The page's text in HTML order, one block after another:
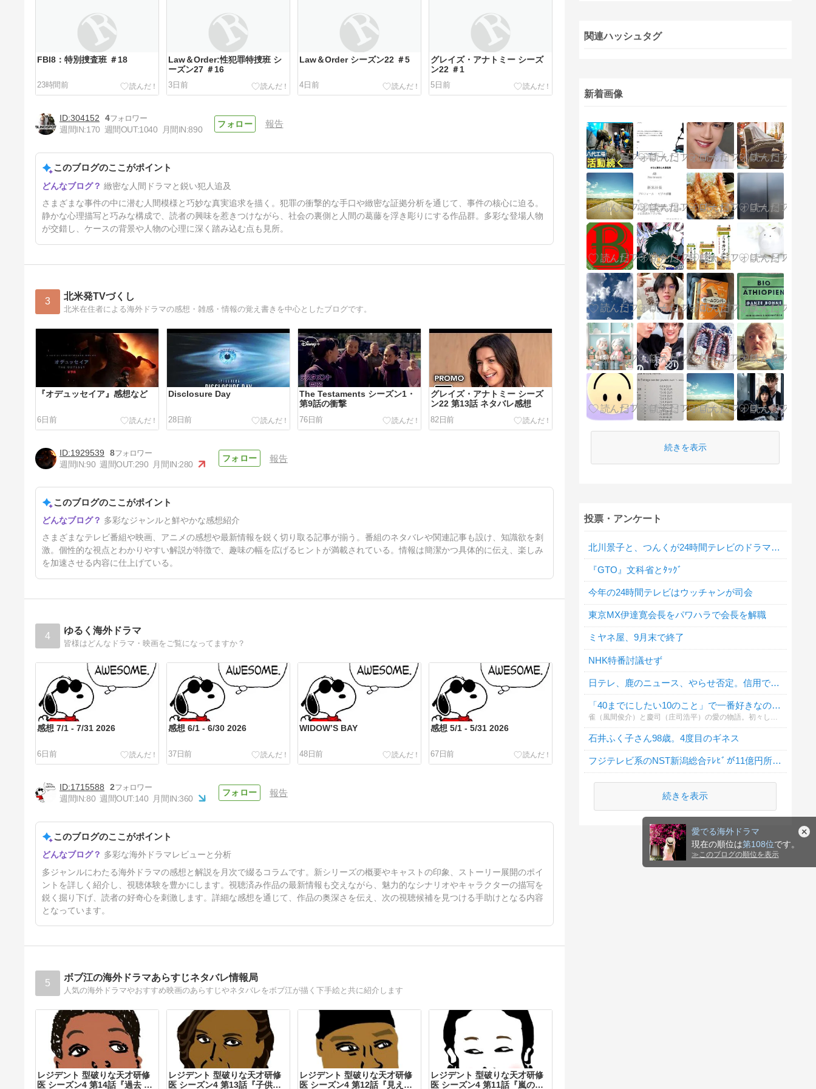
愛でる海外ドラマ
現在の順位は第108位です。
≫ このブログの順位を表示
FBI8：特別捜査班 ＃18
23時間前
Law＆Order:性犯罪特捜班 シ
ーズン27 ＃16
3日前
Law＆Order シーズン22 ＃5
4日前
グレイズ・アナトミー シーズ
ン22 ＃1
5日前
FBI8：特別捜査班 ＃17
7日前
304152
4
週間IN:170 週間OUT:1040 月間IN:890
報告
このブログのここがポイント
緻密な人間ドラマと鋭い犯人追及
さまざまな事件の中に潜む人間模様と巧妙な真実追求を描く。犯罪の衝撃的な手口や緻密な証拠分析を通じて、事件の核心に迫る。
静かな心理描写と巧みな構成で、読者の興味を惹きつけながら、社会の裏側と人間の葛藤を浮き彫りにする作品群。多彩な登場人物
が交錯し、ケースの背景や人物の心理に深く踏み込む点も見所。
3 北米発TVづくし
北米在住者による海外ドラマの感想・雑感・情報の覚え書きを中心としたブログです。
『オデュッセイア』感想など
6日前
Disclosure Day
28日前
The Testaments シーズン1・
第9話の衝撃
76日前
グレイズ・アナトミー シーズ
ン22 第13話 ネタバレ感想
82日前
グレイズ・アナトミー シーズ
ン22 第12話 ネタバレ感想
83日前
1929539
8
週間IN:90 週間OUT:290 月間IN:280
報告
このブログのここがポイント
多彩なジャンルと鮮やかな感想紹介
さまざまなテレビ番組や映画、アニメの感想や最新情報を鋭く切り取る記事が揃う。番組のネタバレや関連記事も設け、知識欲を刺
激。個性的な視点とわかりやすい解説が特徴で、趣味の幅を広げるヒントが満載されている。情報は簡潔かつ具体的に伝え、楽しみ
を加速させる内容に仕上げている。
4 ゆるく海外ドラマ
皆様はどんなドラマ・映画をご覧になってますか？
感想 7/1 - 7/31 2026
6日前
感想 6/1 - 6/30 2026
37日前
WIDOW’S BAY
48日前
感想 5/1 - 5/31 2026
67日前
感想 4/1 - 4/30 2026
4ヶ月前
1715588
2
週間IN:80 週間OUT:140 月間IN:360
報告
このブログのここがポイント
多彩な海外ドラマレビューと分析
多ジャンルにわたる海外ドラマの感想と解説を月次で綴るコラムです。新シリーズの概要やキャストの印象、ストーリー展開のポイ
ントを詳しく紹介し、視聴体験を豊かにします。視聴済み作品の最新情報も交えながら、魅力的なシナリオやキャラクターの描写を
鋭く掘り下げ、読者の好奇心を刺激します。詳細な感想を通じて、作品の奥深さを伝え、次の視聴候補を見つける手助けとなる内容
となっています。
5 ボブ江の海外ドラマあらすじネタバレ情報局
人気の海外ドラマやおすすめ映画のあらすじやネタバレをボブ江が描く下手絵と共に紹介します
レジデント 型破りな天才研修
医 シーズン4 第14話『過去 現
レジデント 型破りな天才研修
医 シーズン4 第13話『子供た
レジデント 型破りな天才研修
医 シーズン4 第12話『見えざ
レジデント 型破りな天才研修
医 シーズン4 第11話『嵐のあ
関連ハッシュタグ
新着画像
続きを表示
投票・アンケート
北川景子と、つんくが24時間テレビのドラマで夫婦役
『GTO』文科省とﾀｯｸﾞ
今年の24時間テレビはウッチャンが司会
東京MX伊達寛会長をパワハラで会長を解職
ミヤネ屋、9月末で終了
NHK特番討議せず
日テレ、鹿のニュース、やらせ否定。信用できますか？
「40までにしたい10のこと」で一番好きなのは第何話？
雀（風間俊介）と慶司（庄司浩平）の愛の物語。初々しいシーンからラブラブに至るまで。あなたの好きな理由を添えて投票してください！
石井ふく子さん98歳。4度目のギネス
フジテレビ系のNST新潟総合ﾃﾚﾋﾞが11億円所得隠し
続きを表示